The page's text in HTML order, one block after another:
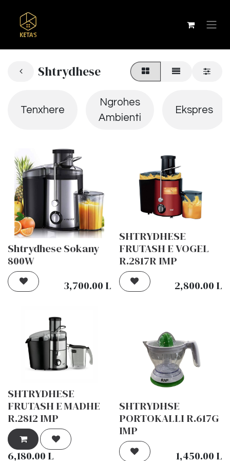
Shtrydhese
Tenxhere
Ngrohes
Ambienti
Ekspres
Shtrydhese Sokany
800W
3,700.00 L
SHTRYDHESE
FRUTASH E VOGEL
R.2817R IMP
2,800.00 L
SHTRYDHESE
FRUTASH E MADHE
R.2812 IMP
6,180.00 L
SHTRYDHSE
PORTOKALLI R.617G
IMP
1,450.00 L